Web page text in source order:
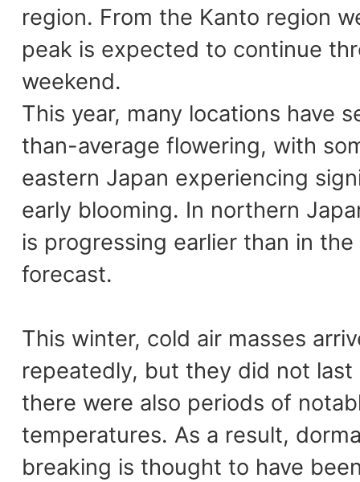
region. From the Kanto region
peak is expected to continue
weekend.
This year, many locations have
than-average flowering, with
eastern Japan experiencing
early blooming. In northern
is progressing earlier than in
forecast.
This winter, cold air masses
repeatedly, but they did not last
there were also periods of
temperatures. As a result,
breaking is thought to have